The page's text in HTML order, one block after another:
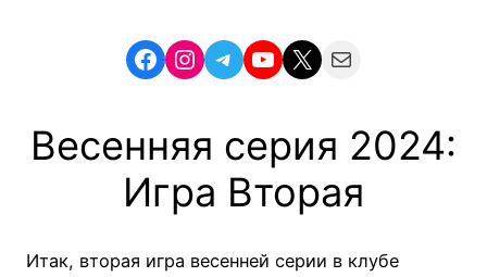
Facebook
Instagram
Telegram
YouTube
X Mail
Весенняя серия 2024:
Игра Вторая
Итак, вторая игра весенней серии в клубе